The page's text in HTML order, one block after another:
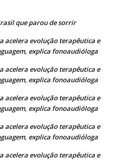
que parou de sorrir
acelera evolução terapêutica e
explica fonoaudióloga
acelera evolução terapêutica e
explica fonoaudióloga
acelera evolução terapêutica e
explica fonoaudióloga
acelera evolução terapêutica e
explica fonoaudióloga
acelera evolução terapêutica e